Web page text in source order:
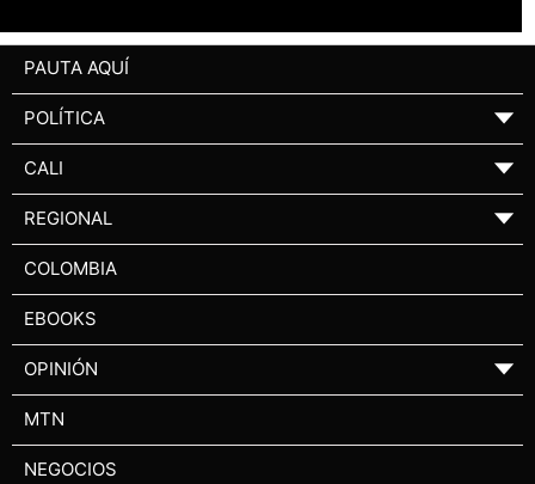
PAUTA AQUÍ
POLÍTICA ▼
CALI ▼
REGIONAL ▼
COLOMBIA
EBOOKS
OPINIÓN ▼
MTN
NEGOCIOS